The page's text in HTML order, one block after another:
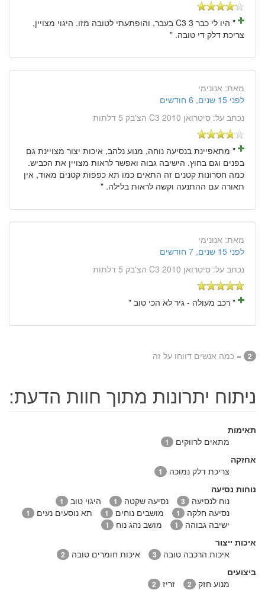
" היו לי כבר 3 C3 בעבר, והופתעתי לטובה מזו. היגוי מצויין,
צריכת דלק די טובה. "
מאת: אנונימי
לפני 15 שנים, 6 חודשים
נכתב על: סיטרואן C3 2010 הצ'בק 5 דלתות
" מתאפיינת בנסיעה נוחה, מנוע נלהב, איכות יצור מצויינת גם
בפנים וגם בחוץ. הישיבה גבוה ואפשר לראות מצויין את הכביש.
כמה חסרונות קטנים זה התאים כמו תא כפפות קטנים מאוד, אין
תאורה עם ההתנעה וקשה לראות בלילה. "
מאת: אנונימי
לפני 15 שנים, 7 חודשים
נכתב על: סיטרואן C3 2010 הצ'בק 5 דלתות
" רכב מעולה - גיר לא הכי טוב "
2 = כמה אנשים דווחו על זה
ניתוח יתרונות מתוך חוות הדעת:
תאימות
מתאים לרווקים
1
אחזקה
צריכת דלק נמוכה
1
נוחות נסיעה
נוח לנסיעה
3 נסיעה שקטה 1 היגוי טוב 1
נסיעה חלקה 1 מושבים נוחים 1 תא נוסעים נעים 1
ישיבה גבוהה 1 מושב נהג נוח 1
איכות ייצור
איכות הרכבה טובה
3 איכות חומרים טובה 2
ביצועים
מנוע חזק
2 זריז 2